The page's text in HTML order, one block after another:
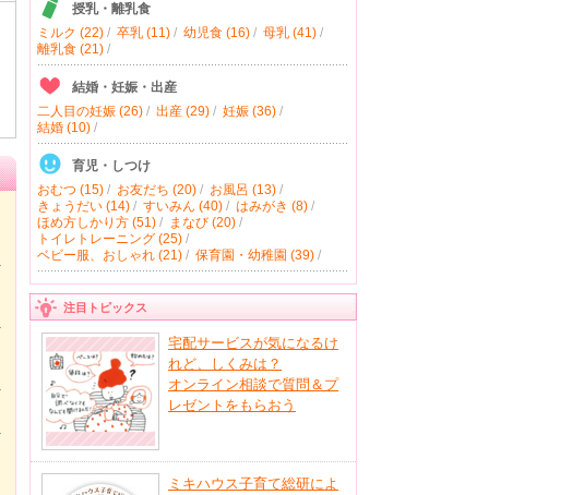
授乳・離乳食
ミルク (22)/ 卒乳 (11)/ 幼児食 (16)/ 母乳 (41)/
離乳食 (21)/
結婚・妊娠・出産
二人目の妊娠 (26)/ 出産 (29)/ 妊娠 (36)/
結婚 (10)/
育児・しつけ
おむつ (15)/ お友だち (20)/ お風呂 (13)/
きょうだい (14)/ すいみん (40)/ はみがき (8)/
ほめ方しかり方 (51)/ まなび (20)/
トイレトレーニング (25)/
ベビー服、おしゃれ (21)/ 保育園・幼稚園 (39)/
注目トピックス
宅配サービスが気になるけ
れど、しくみは？
オンライン相談で質問＆プ
レゼントをもらおう
ミキハウス子育て総研によ